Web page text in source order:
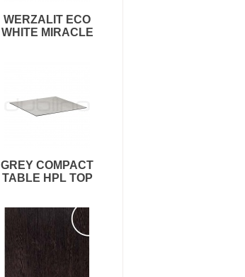
WERZALIT ECO
WHITE MIRACLE
GREY COMPACT
TABLE HPL TOP